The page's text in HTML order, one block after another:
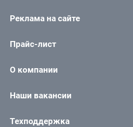
Реклама на сайте
Прайс-лист
О компании
Наши вакансии
Техподдержка